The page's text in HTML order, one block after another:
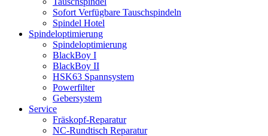
Sofort Verfügbare Tauschspindeln
Spindel Hotel
Spindeloptimierung
Spindeloptimierung
BlackBoy I
BlackBoy II
HSK63 Spannsystem
Powerfilter
Gebersystem
Service
Fräskopf-Reparatur
NC-Rundtisch Reparatur